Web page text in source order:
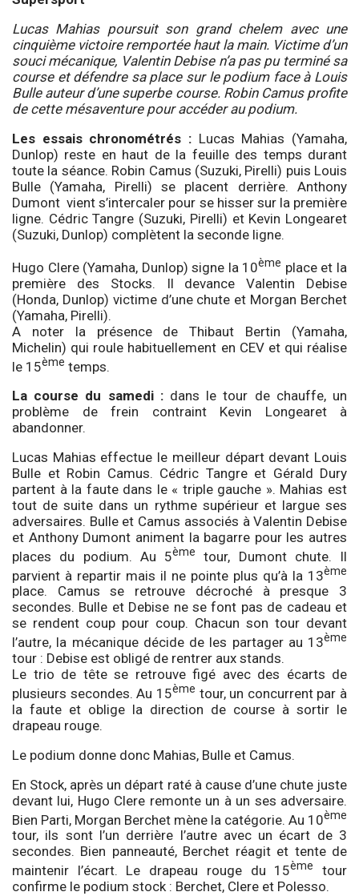
Lucas Mahias poursuit son grand chelem avec une
cinquième victoire remportée haut la main. Victime d’un
souci mécanique, Valentin Debise n’a pas pu terminé sa
course et défendre sa place sur le podium face à Louis
Bulle auteur d’une superbe course. Robin Camus profite
de cette mésaventure pour accéder au podium.
Les essais chronométrés : Lucas Mahias (Yamaha,
Dunlop) reste en haut de la feuille des temps durant
toute la séance. Robin Camus (Suzuki, Pirelli) puis Louis
Bulle (Yamaha, Pirelli) se placent derrière. Anthony
Dumont vient s’intercaler pour se hisser sur la première
ligne. Cédric Tangre (Suzuki, Pirelli) et Kevin Longearet
(Suzuki, Dunlop) complètent la seconde ligne.
Hugo Clere (Yamaha, Dunlop) signe la 10ème place et la
première des Stocks. Il devance Valentin Debise
(Honda, Dunlop) victime d’une chute et Morgan Berchet
(Yamaha, Pirelli).
A noter la présence de Thibaut Bertin (Yamaha,
Michelin) qui roule habituellement en CEV et qui réalise
le 15ème temps.
La course du samedi : dans le tour de chauffe, un
problème de frein contraint Kevin Longearet à
abandonner.
Lucas Mahias effectue le meilleur départ devant Louis
Bulle et Robin Camus. Cédric Tangre et Gérald Dury
partent à la faute dans le « triple gauche ». Mahias est
tout de suite dans un rythme supérieur et largue ses
adversaires. Bulle et Camus associés à Valentin Debise
et Anthony Dumont animent la bagarre pour les autres
places du podium. Au 5ème
tour, Dumont chute. Il
parvient à repartir mais il ne pointe plus qu’à la 13ème
place. Camus se retrouve décroché à presque 3
secondes. Bulle et Debise ne se font pas de cadeau et
se rendent coup pour coup. Chacun son tour devant
l’autre, la mécanique décide de les partager au 13ème
tour : Debise est obligé de rentrer aux stands.
Le trio de tête se retrouve figé avec des écarts de
plusieurs secondes. Au 15ème tour, un concurrent par à
la faute et oblige la direction de course à sortir le
drapeau rouge.
Le podium donne donc Mahias, Bulle et Camus.
En Stock, après un départ raté à cause d’une chute juste
devant lui, Hugo Clere remonte un à un ses adversaire.
Bien Parti, Morgan Berchet mène la catégorie. Au 10ème
tour, ils sont l’un derrière l’autre avec un écart de 3
secondes. Bien panneauté, Berchet réagit et tente de
maintenir l’écart. Le drapeau rouge du 15ème
tour
confirme le podium stock : Berchet, Clere et Polesso.